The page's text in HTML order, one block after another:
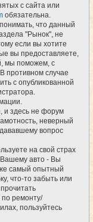
с сайта или
обязательна.
что данный
"Рынок", не
если вы хотите
вы предоставляете,
мы поможем, с
противном случае
с опубликованной
и здесь не форум
неверный
вопрос
на свой страх
Вашему авто - Вы
самый опытный
что-то забыть или
ремонту/
пользуйтесь